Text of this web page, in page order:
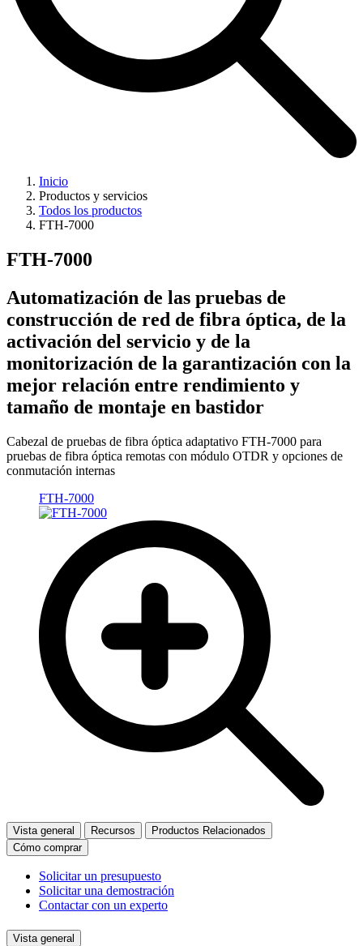
Inicio
Productos y servicios
Todos los productos
FTH-7000
FTH-7000
Automatización de las pruebas de
construcción de red de fibra óptica, de la
activación del servicio y de la
monitorización de la garantización con la
mejor relación entre rendimiento y
tamaño de montaje en bastidor
Cabezal de pruebas de fibra óptica adaptativo FTH-7000 para
pruebas de fibra óptica remotas con módulo OTDR y opciones de
conmutación internas
FTH-7000
Vista general Recursos
Productos Relacionados
Cómo comprar
Solicitar un presupuesto
Solicitar una demostración
Contactar con un experto
Vista general